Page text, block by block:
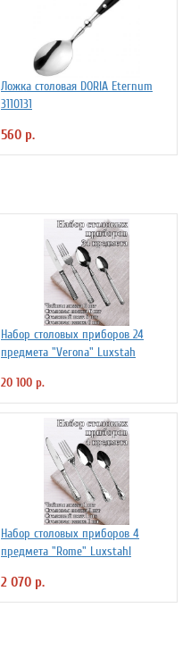
Ложка столовая DORIA Eternum
3110131
560 р.
Набор столовых приборов 24
предмета "Verona" Luxstah
20 100 р.
Набор столовых приборов 4
предмета "Rome" Luxstahl
2 070 р.